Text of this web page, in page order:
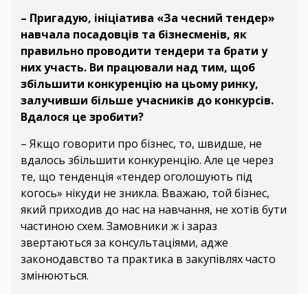
– Пригадую, ініціатива «За чесний тендер»
навчала посадовців та бізнесменів, як
правильно проводити тендери та брати у
них участь. Ви працювали над тим, щоб
збільшити конкуренцію на цьому ринку,
залучивши більше учасників до конкурсів.
Вдалося це зробити?
– Якщо говорити про бізнес, то, швидше, не
вдалось збільшити конкуренцію. Але це через
те, що тенденція «тендер оголошують під
когось» нікуди не зникла. Вважаю, той бізнес,
який приходив до нас на навчання, не хотів бути
частиною схем. Замовники ж і зараз
звертаються за консультаціями, адже
законодавство та практика в закупівлях часто
змінюються.